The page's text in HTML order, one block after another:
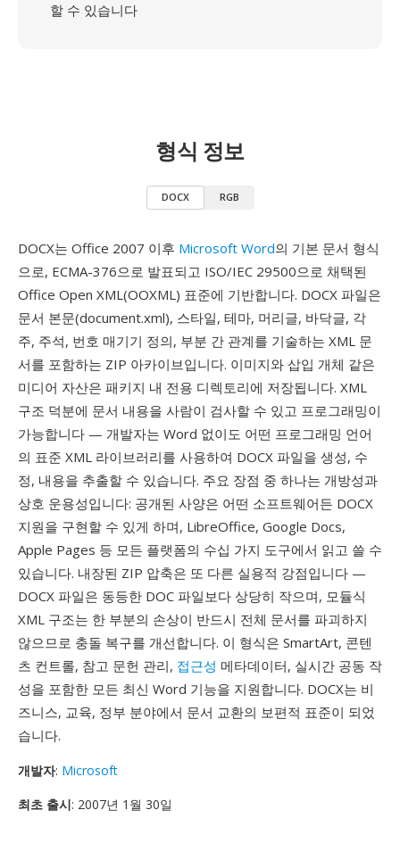
할 수 있습니다
형식 정보
DOCX RGB
DOCX는 Office 2007 이후 Microsoft Word의 기본 문서 형식
으로, ECMA-376으로 발표되고 ISO/IEC 29500으로 채택된
Office Open XML(OOXML) 표준에 기반합니다. DOCX 파일은
문서 본문(document.xml), 스타일, 테마, 머리글, 바닥글, 각
주, 주석, 번호 매기기 정의, 부분 간 관계를 기술하는 XML 문
서를 포함하는 ZIP 아카이브입니다. 이미지와 삽입 개체 같은
미디어 자산은 패키지 내 전용 디렉토리에 저장됩니다. XML
구조 덕분에 문서 내용을 사람이 검사할 수 있고 프로그래밍이
가능합니다 — 개발자는 Word 없이도 어떤 프로그래밍 언어
의 표준 XML 라이브러리를 사용하여 DOCX 파일을 생성, 수
정, 내용을 추출할 수 있습니다. 주요 장점 중 하나는 개방성과
상호 운용성입니다: 공개된 사양은 어떤 소프트웨어든 DOCX
지원을 구현할 수 있게 하며, LibreOffice, Google Docs,
Apple Pages 등 모든 플랫폼의 수십 가지 도구에서 읽고 쓸 수
있습니다. 내장된 ZIP 압축은 또 다른 실용적 강점입니다 —
DOCX 파일은 동등한 DOC 파일보다 상당히 작으며, 모듈식
XML 구조는 한 부분의 손상이 반드시 전체 문서를 파괴하지
않으므로 충돌 복구를 개선합니다. 이 형식은 SmartArt, 콘텐
츠 컨트롤, 참고 문헌 관리, 접근성 메타데이터, 실시간 공동 작
성을 포함한 모든 최신 Word 기능을 지원합니다. DOCX는 비
즈니스, 교육, 정부 분야에서 문서 교환의 보편적 표준이 되었
습니다.
개발자: Microsoft
최초 출시: 2007년 1월 30일